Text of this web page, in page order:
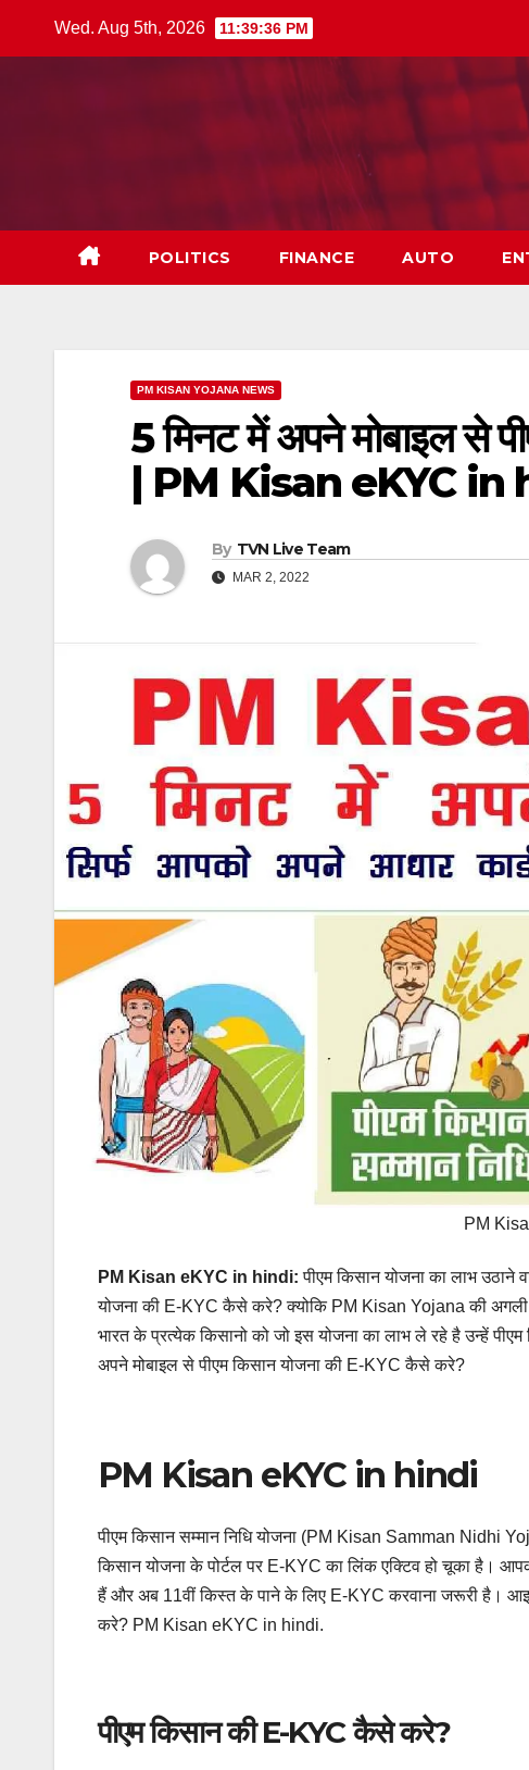
Wed. Aug 5th, 2026 11:39:37 PM
POLITICS FINANCE AUTO
PM KISAN YOJANA NEWS
5 मिनट में अपने मोबाइल से
| PM Kisan eKYC in
By TVN Live Team
MAR 2, 2022
PM
PM Kisan eKYC in hindi: पीएम किसान योजना का लाभ
योजना की E-KYC कैसे करे? क्योकि PM Kisan Yojana की
भारत के प्रत्येक किसानो को जो इस योजना का लाभ ले रहे है उन्हें
अपने मोबाइल से पीएम किसान योजना की E-KYC कैसे करे?
PM Kisan eKYC in hindi
पीएम किसान सम्मान निधि योजना (PM Kisan Samman Nidhi
किसान योजना के पोर्टल पर E-KYC का लिंक एक्टिव हो चूका है।
हैं और अब 11वीं किस्त के पाने के लिए E-KYC करवाना जरूरी है।
करे? PM Kisan eKYC in hindi.
पीएम किसान की E-KYC कैसे करे?